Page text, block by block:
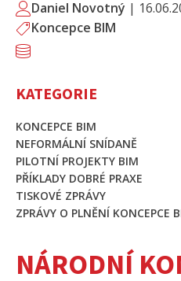
NÁRODNÍ
Daniel Novotný |
Koncepce BIM
KATEGORIE
KONCEPCE BIM
NEFORMÁLNÍ SNÍDANĚ
PILOTNÍ PROJEKTY BIM
PŘÍKLADY DOBRÉ PRAXE
TISKOVÉ ZPRÁVY
ZPRÁVY O PLNĚNÍ KONCEPCE